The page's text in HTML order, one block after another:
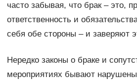
часто забывая, что брак – это,
ответственность и
себя обе стороны – и заверяют
Нередко законы о браке и
мероприятиях бывают нарушены